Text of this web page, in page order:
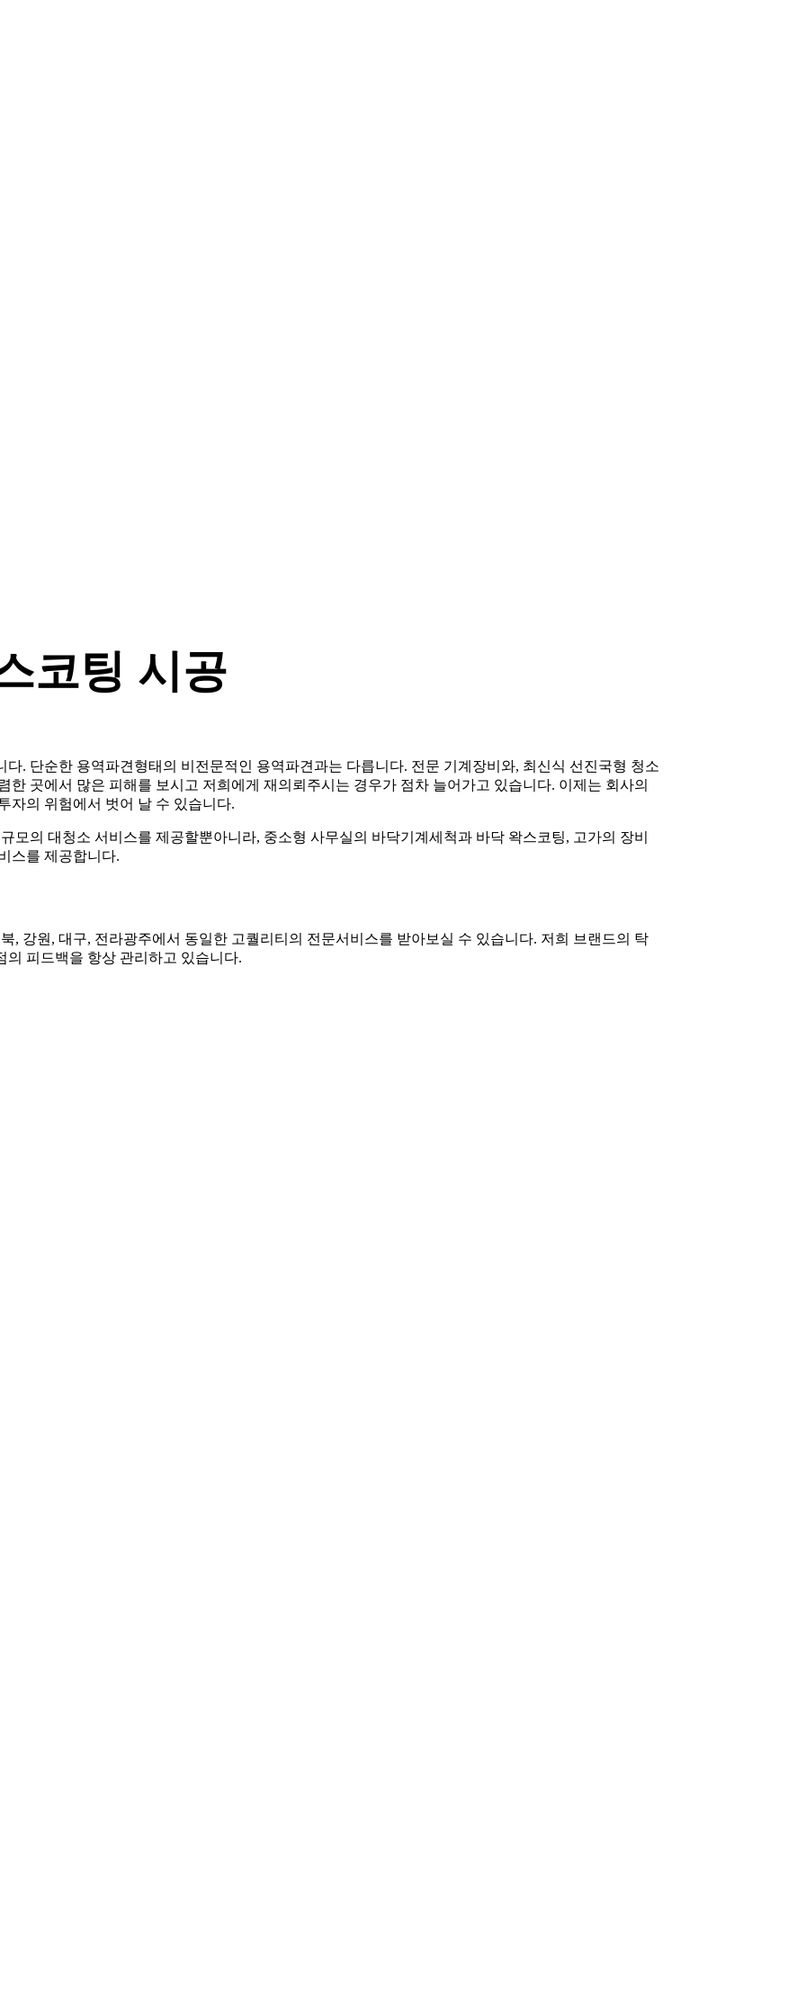
코팅 시공
. 단순한 용역파견형태의 비전문적인 용역파견과는 다릅니다. 전문 기계장비와, 최신식 선진국형 청소
곳에서 많은 피해를 보시고 저희에게 재의뢰주시는 경우가 점차 늘어가고 있습니다. 이제는 회사의
자의 위험에서 벗어 날 수 있습니다.
모의 대청소 서비스를 제공할뿐아니라, 중소형 사무실의 바닥기계세척과 바닥 왁스코팅, 고가의 장비
스를 제공합니다.
, 강원, 대구, 전라광주에서 동일한 고퀄리티의 전문서비스를 받아보실 수 있습니다. 저희 브랜드의 탁
피드백을 항상 관리하고 있습니다.